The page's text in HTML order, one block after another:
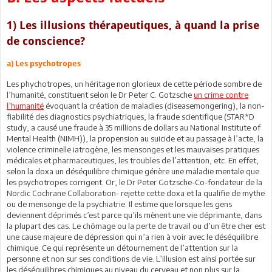
1) Les illusions thérapeutiques, à quand la prise
de conscience?
a) Les psychotropes
Les phychotropes, un héritage non glorieux de cette période sombre de
l’humanité, constituent selon le Dr Peter C. Gotzscheun crime contre
l’humanité évoquant la création de maladies (diseasemongering), la non-
fiabilité des diagnostics psychiatriques, la fraude scientifique (STAR*D
study, a causé une fraude à 35 millions de dollars au National Institute of
Mental Health (NIMH)), la propension au suicide et au passage à l’acte, la
violence criminelle iatrogène, les mensonges et les mauvaises pratiques
médicales et pharmaceutiques, les troubles de l’attention, etc. En effet,
selon la doxa un déséquilibre chimique génère une maladie mentale que
les psychotropes corrigent. Or, le Dr Peter Gotzsche-Co-fondateur de la
Nordic Cochrane Collaboration- rejette cette doxa et la qualifie de mythe
ou de mensonge de la psychiatrie. Il estime que lorsque les gens
deviennent déprimés c’est parce qu’ils mènent une vie déprimante, dans
la plupart des cas. Le chômage ou la perte de travail ou d’un être cher est
une cause majeure de dépression qui n’a rien à voir avec le déséquilibre
chimique. Ce qui représente un détournement de l’attention sur la
personne et non sur ses conditions de vie. L’illusion est ainsi portée sur
les déséquilibres chimiques au niveau du cerveau et non plus sur la